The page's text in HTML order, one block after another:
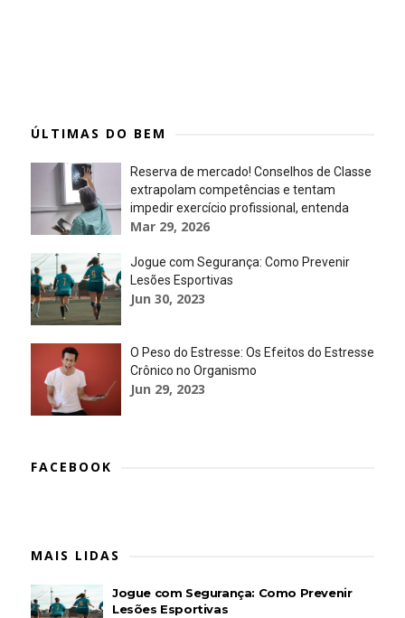
ÚLTIMAS DO BEM
Reserva de mercado! Conselhos de Classe
extrapolam competências e tentam
impedir exercício profissional, entenda
Mar 29, 2026
Jogue com Segurança: Como Prevenir
Lesões Esportivas
Jun 30, 2023
O Peso do Estresse: Os Efeitos do Estresse
Crônico no Organismo
Jun 29, 2023
FACEBOOK
MAIS LIDAS
Jogue com Segurança: Como Prevenir
Lesões Esportivas